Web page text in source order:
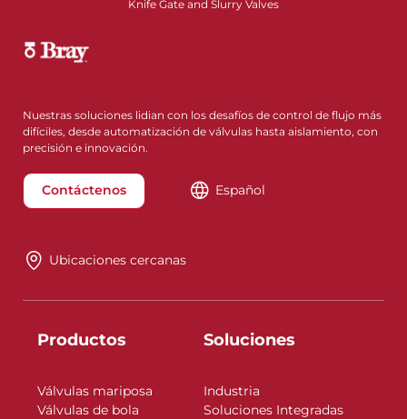
Knife Gate and Slurry Valves
Nuestras soluciones lidian con los desafíos de control de flujo más
difíciles, desde automatización de válvulas hasta aislamiento, con
precisión e innovación.
Contáctenos Español
Ubicaciones cercanas
Productos
Válvulas mariposa
Válvulas de bola
Soluciones
Industria
Soluciones Integradas